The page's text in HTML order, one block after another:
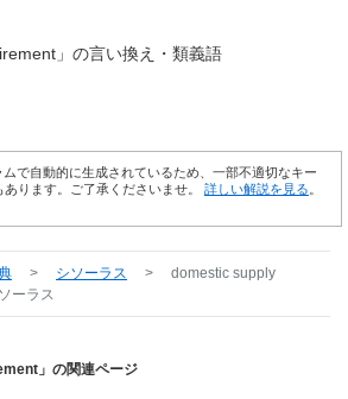
」の言い換え・類義語
で自動的に生成されているため、一部不適切なキー
ります。ご了承くださいませ。 詳しい解説を見る
> シソーラス >
domestic supply
ーラス
」の関連ページ